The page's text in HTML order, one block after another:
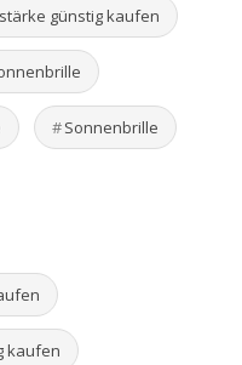
günstig kaufen
Sonnenbrille
kaufen